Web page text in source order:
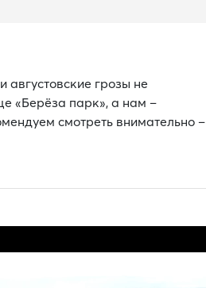
грозы не
«Берёза парк», а нам –
смотреть внимательно –